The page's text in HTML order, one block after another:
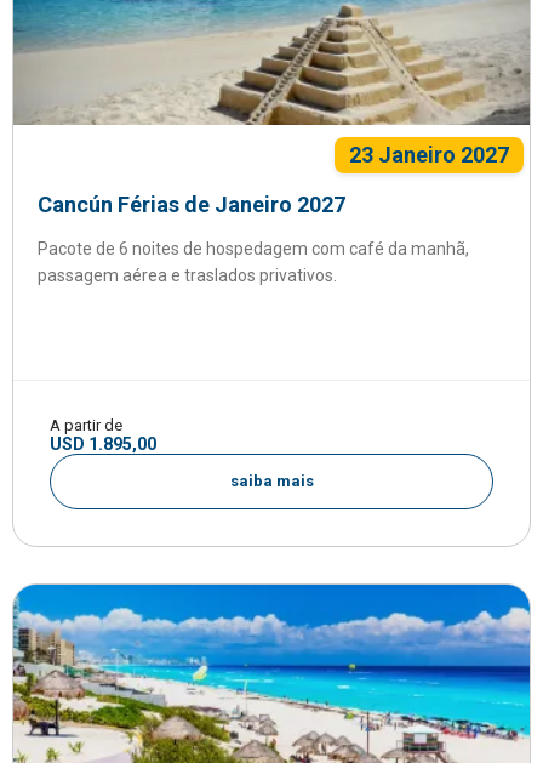
23 Janeiro 2027
Cancún Férias de Janeiro 2027
Pacote de 6 noites de hospedagem com café da manhã,
passagem aérea e traslados privativos.
A partir de
USD 1.895,00
saiba mais